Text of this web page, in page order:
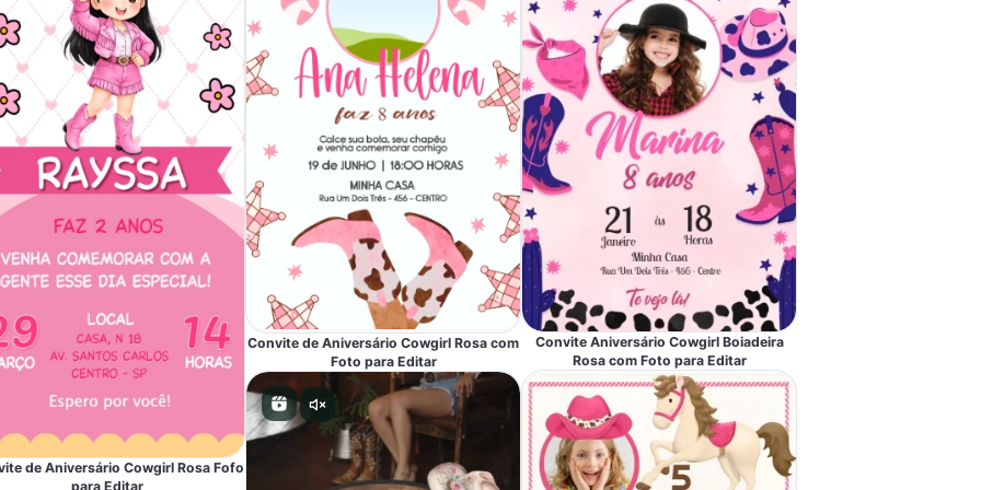
de Aniversário Cowgirl Rosa Fofo
para Editar
Convite de Aniversário Cowgirl Rosa com
Foto para Editar
Convite Aniversário Cowgirl Boiadeira
Rosa com Foto para Editar